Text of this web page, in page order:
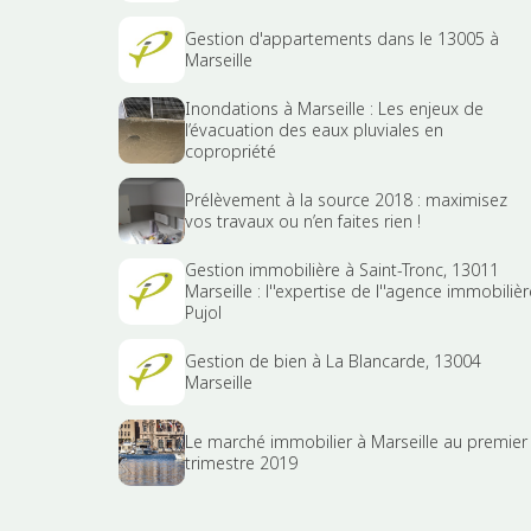
Gestion d'appartements dans le 13005 à
Marseille
Inondations à Marseille : Les enjeux de
l’évacuation des eaux pluviales en
copropriété
Prélèvement à la source 2018 : maximisez
vos travaux ou n’en faites rien !
Gestion immobilière à Saint-Tronc, 13011
Marseille : l''expertise de l''agence
Pujol
Gestion de bien à La Blancarde, 13004
Marseille
Le marché immobilier à Marseille au premier
trimestre 2019